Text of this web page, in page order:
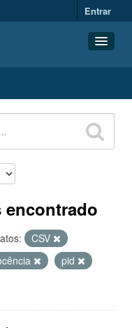
Entrar
CSV
pid